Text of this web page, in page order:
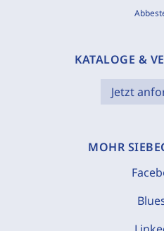
KATALOGE &
Jetzt
MOHR